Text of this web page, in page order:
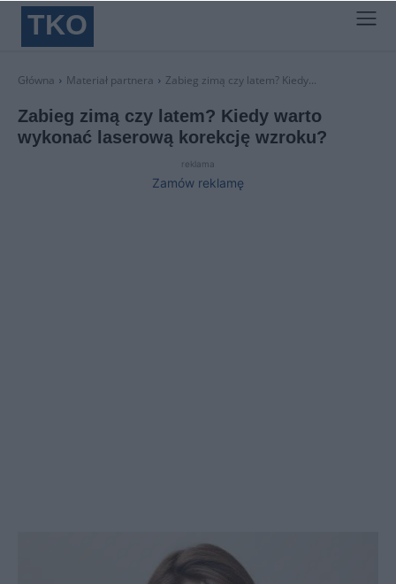
TKO
Główna Materiał partnera Zabieg zimą czy latem? Kiedy...
Zabieg zimą czy latem? Kiedy warto
wykonać laserową korekcję wzroku?
reklama
Zamów reklamę